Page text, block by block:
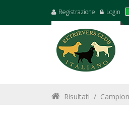
Registrazione Login
Risultati /